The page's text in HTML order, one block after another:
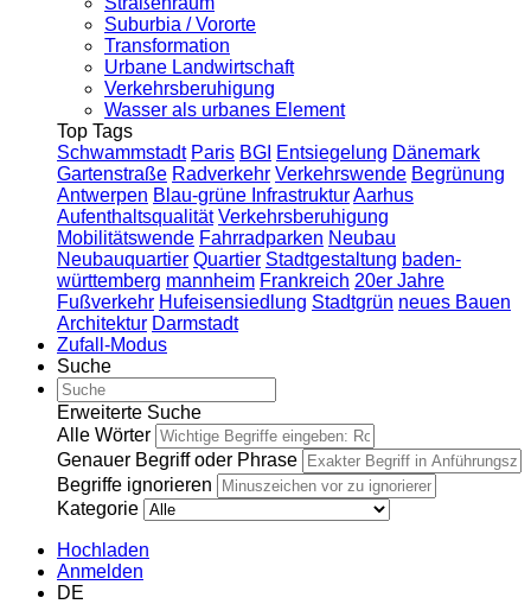
Suburbia / Vororte
Transformation
Urbane Landwirtschaft
Verkehrsberuhigung
Wasser als urbanes Element
Top Tags
Schwammstadt Paris BGI Entsiegelung Dänemark
Gartenstraße Radverkehr Verkehrswende Begrünung
Antwerpen Blau-grüne InfrastrukturAarhus
Aufenthaltsqualität Verkehrsberuhigung
Mobilitätswende Fahrradparken Neubau
Neubauquartier Quartier Stadtgestaltung baden-
württemberg mannheim Frankreich 20er Jahre
Fußverkehr Hufeisensiedlung Stadtgrün neues Bauen
Architektur Darmstadt
Zufall-Modus
Suche
Erweiterte Suche
Alle Wörter
Genauer Begriff oder Phrase
Begriffe ignorieren
Kategorie
Hochladen
Anmelden
DE